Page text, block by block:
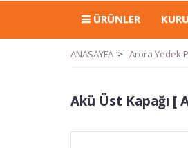
ÜRÜNLER
ANASAYFA > Arora Yedek
Akü Üst Kapağı [